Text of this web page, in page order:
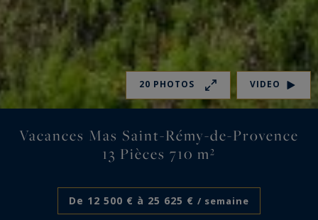
20 PHOTOS VIDEO
Vacances Mas Saint-Rémy-de-Provence
13 Pièces 710 m²
De 12 500 € à 25 625 € / semaine